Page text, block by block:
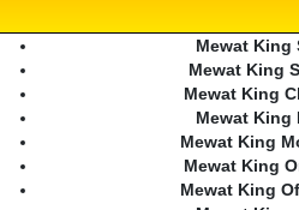
Mewat King
Mewat King
Mewat King
Mewat King
Mewat King
Mewat King
Mewat King